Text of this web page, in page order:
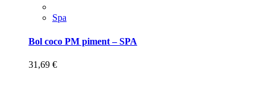
Spa
Bol coco PM piment – SPA
31,69 €